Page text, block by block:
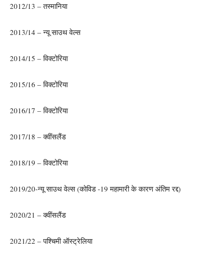
2012/13 – तस्मानिया
2013/14 – न्यू साउथ वेल्स
2014/15 – विक्टोरिया
2015/16 – विक्टोरिया
2016/17 – विक्टोरिया
2017/18 – क्वींसलैंड
2018/19 – विक्टोरिया
2019/20-न्यू साउथ वेल्स (कोविड -19 महामारी के कारण अंतिम रद्द)
2020/21 – क्वींसलैंड
2021/22 – पश्चिमी ऑस्ट्रेलिया